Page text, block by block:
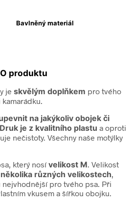
Bavlněný materiál
O produktu
je skvělým doplňkem pro tvého
na jakýkoliv obojek či
Druk je z kvalitního plastu a oproti
nečistoty. Všechny naše motýlky
který nosívelikost M. Velikost
různých velikostech,
nejvhodnější pro tvého psa. Při
vkusem a šířkou obojku.